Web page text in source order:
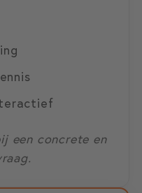
een concrete en